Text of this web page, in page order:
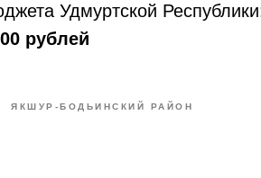
Удмуртской
рублей
ЯКШУР-БОДЬИНСКИЙ РАЙОН